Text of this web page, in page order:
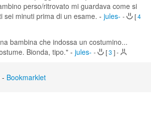
perso/ritrovato mi guardava come si
sei minuti prima di un esame. - jules- - [4
bambina che indossa un costumino...
Bionda, tipo." - jules- - [3 ]-
- Bookmarklet